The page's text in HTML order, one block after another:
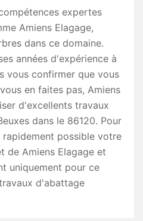
expertes
Amiens Elagage,
dans ce domaine.
années d'expérience à
vous confirmer que vous
en faites pas, Amiens
d'excellents travaux
dans le 86120. Pour
rapidement possible votre
de Amiens Elagage et
uniquement pour ce
d'abattage